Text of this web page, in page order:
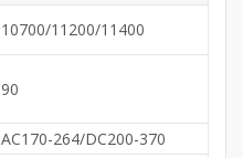
10700/11200/11400
90
AC170-264/DC200-370